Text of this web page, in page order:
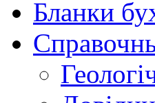
Бланки